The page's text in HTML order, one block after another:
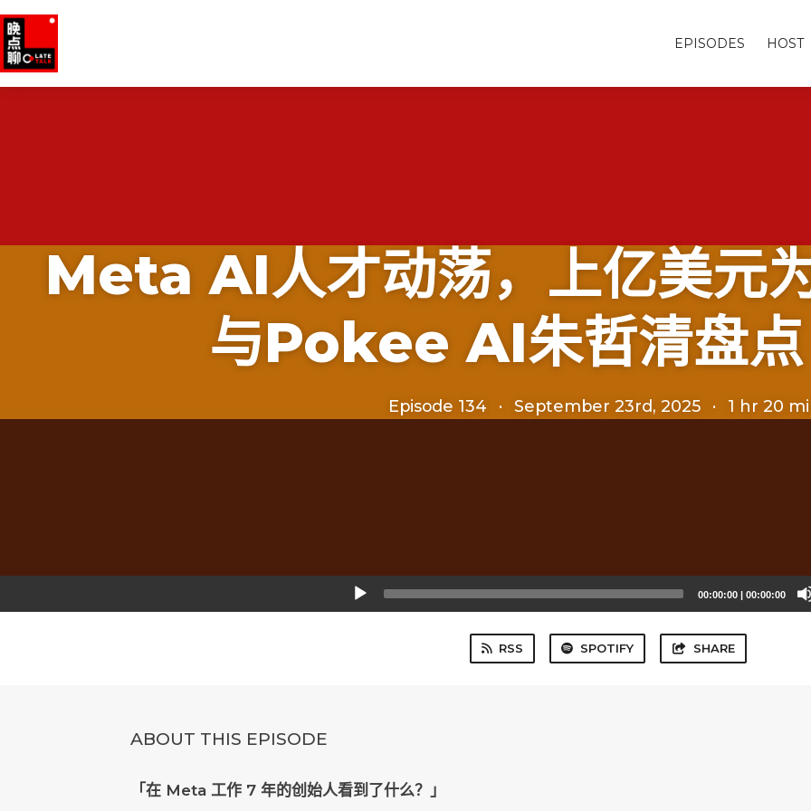
EPISODES HOST
Meta AI人才动荡，上亿美元
与Pokee AI朱哲清盘
Episode 134 · September 23rd, 2025 · 1 hr 20
00:00:00 | 00:00:00
RSS SPOTIFY SHARE
ABOUT THIS EPISODE
「在 Meta 工作 7 年的创始人看到了什么？」